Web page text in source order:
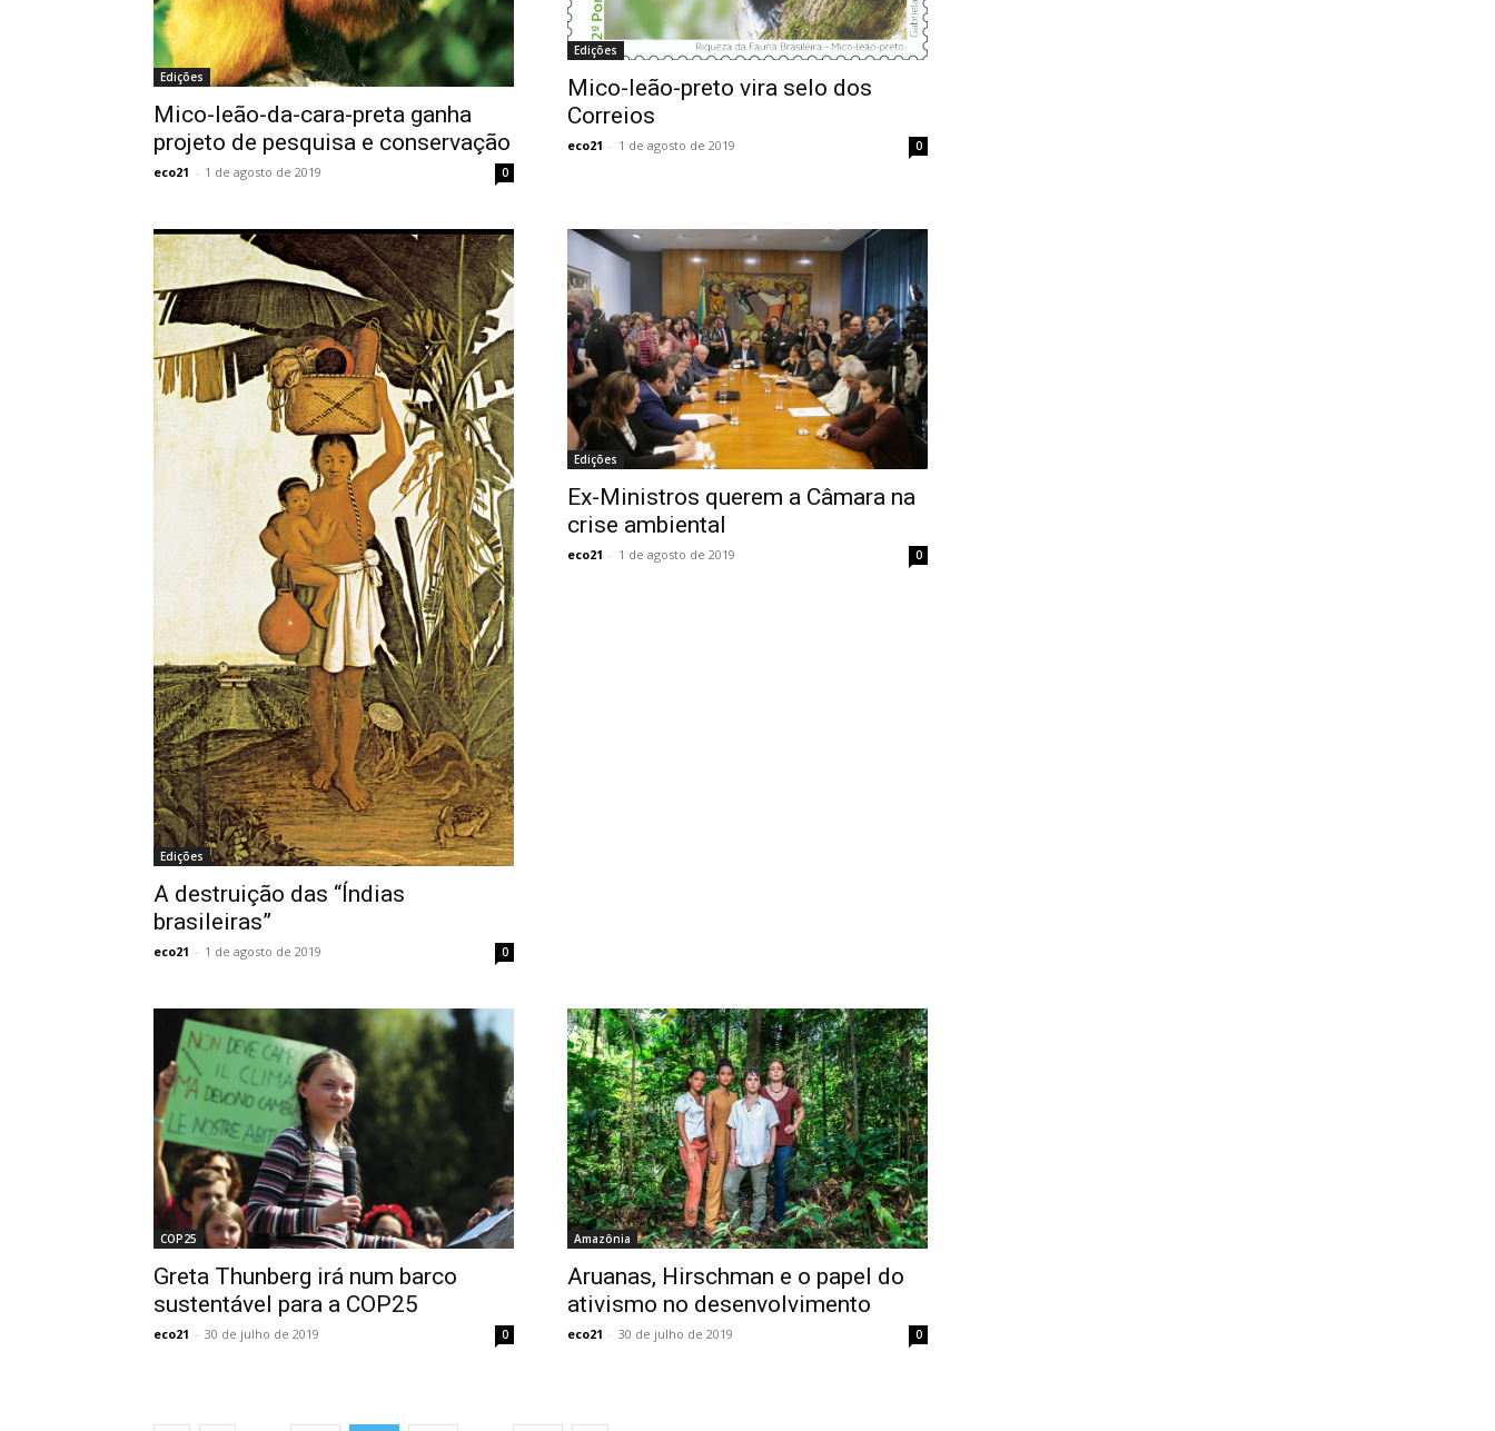
Edições
Mico-leão-da-cara-preta ganha
projeto de pesquisa e conservação
eco21 - 1 de agosto de 2019 0
Edições
Mico-leão-preto vira selo dos
Correios
eco21 - 1 de agosto de 2019 0
Edições
A destruição das “Índias
brasileiras”
eco21 - 1 de agosto de 2019 0
Edições
Ex-Ministros querem a Câmara na
crise ambiental
eco21 - 1 de agosto de 2019 0
COP25
Greta Thunberg irá num barco
sustentável para a COP25
eco21 - 30 de julho de 2019 0
Amazônia
Aruanas, Hirschman e o papel do
ativismo no desenvolvimento
eco21 - 30 de julho de 2019 0